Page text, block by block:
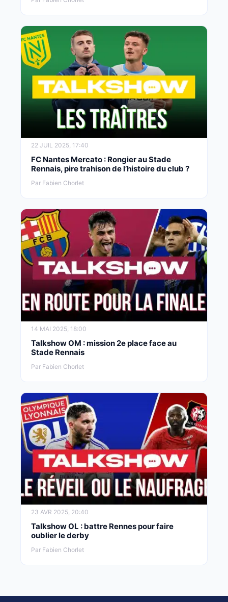
22 JUIL 2025, 17:40
FC Nantes Mercato : Rongier au Stade
Rennais, pire trahison de l’histoire du club ?
Par Fabien Chorlet
14 MAI 2025, 18:00
Talkshow OM : mission 2e place face au
Stade Rennais
Par Fabien Chorlet
23 AVR 2025, 20:40
Talkshow OL : battre Rennes pour faire
oublier le derby
Par Fabien Chorlet